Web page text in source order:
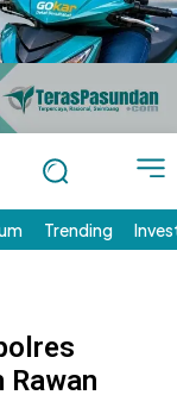
Trending
Rawan